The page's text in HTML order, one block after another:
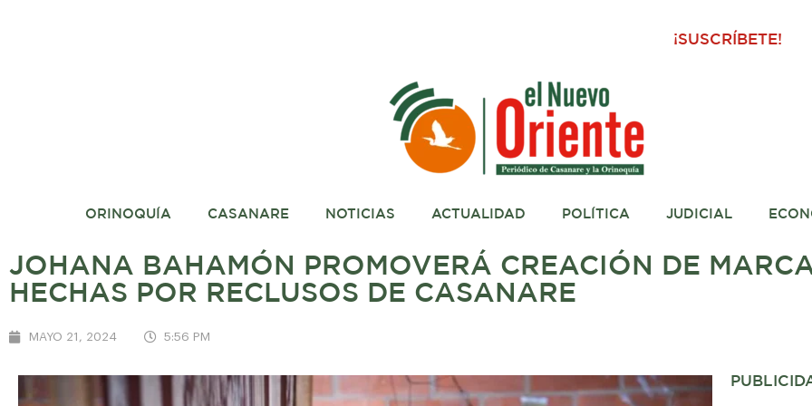
¡SUSCRÍBETE!
ORINOQUÍA CASANARE NOTICIAS ACTUALIDAD POLÍTICA JUDICIAL
JOHANA BAHAMÓN PROMOVERÁ CREACIÓN DE
HECHAS POR RECLUSOS DE CASANARE
MAYO 21, 2024 5:56 PM